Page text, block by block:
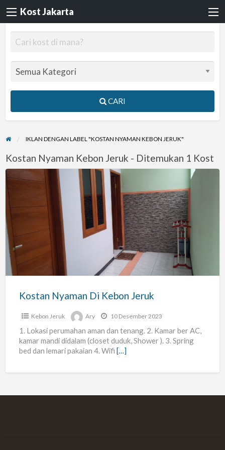
Kost Jakarta
CARI
IKLAN DENGAN LABEL "KOSTAN NYAMAN KEBON JERUK"
Kostan Nyaman Kebon Jeruk - Ditemukan 1 Kost
Kostan
Nyaman
Di
Kebon
Jeruk
Kostan Nyaman Di Kebon Jeruk
Kebon Jeruk Ary 10 Desember 2023
1. Lokasi perumahan aman dan tenang. 2. Kamar ber AC,
kamar mandi didalam (closet duduk, Shower ). 3. Spring
bed dan lemari pakaian 4. Wifi […]